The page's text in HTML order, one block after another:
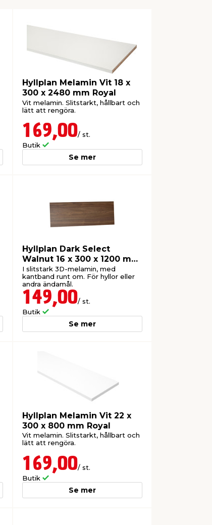
Hyllplan Melamin Vit 18 x
300 x 2480 mm Royal
Vit melamin. Slitstarkt, hållbart och
lätt att rengöra.
169,00/ st.
Butik
Se mer
Hyllplan Dark Select
Walnut 16 x 300 x 1200 mm
Wallmann
I slitstark 3D-melamin, med
kantband runt om. För hyllor eller
andra ändamål.
149,00/ st.
Butik
Se mer
Hyllplan Melamin Vit 22 x
300 x 800 mm Royal
Vit melamin. Slitstarkt, hållbart och
lätt att rengöra.
169,00/ st.
Butik
Se mer